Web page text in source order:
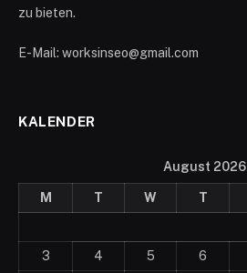
zu bieten.
E-Mail: worksinseo@gmail.com
KALENDER
August 2026
M T W T
3
4 5 6